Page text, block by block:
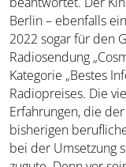
Berlin – ebenfalls
2022 sogar für den
Radiosendung
Kategorie „Bestes
Radiopreises. Die
Erfahrungen, die
bisherigen
bei der Umsetzung